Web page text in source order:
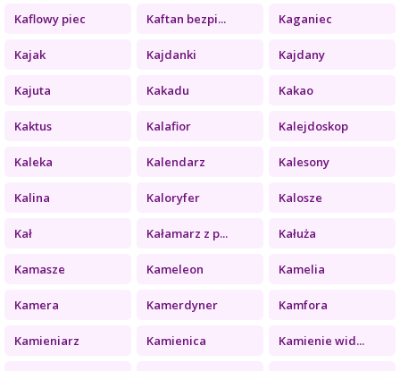
Kaflowy piec Kaftan bezpi... Kaganiec
Kajak Kajdanki Kajdany
Kajuta Kakadu Kakao
Kaktus Kalafior Kalejdoskop
Kaleka Kalendarz Kalesony
Kalina Kaloryfer Kalosze
Kał Kałamarz z p... Kałuża
Kamasze Kameleon Kamelia
Kamera Kamerdyner Kamfora
Kamieniarz Kamienica Kamienie wid...